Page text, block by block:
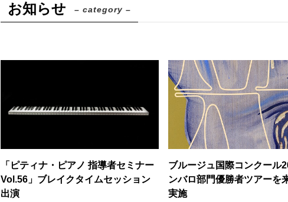
お知らせ – category –
「ピティナ・ピアノ 指導者セミナー
Vol.56」ブレイクタイムセッション
出演
ブルージュ国際コンクール
ンバロ部門優勝者ツアーを
実施